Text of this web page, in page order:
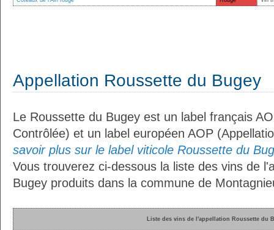
Appellation Roussette du Bugey
Le Roussette du Bugey est un label français
Contrôlée) et un label européen AOP
savoir plus sur le label viticole Roussette du
Vous trouverez ci-dessous la liste des vins de
Bugey produits dans la commune de
Liste des vins de l'appellation Roussette du